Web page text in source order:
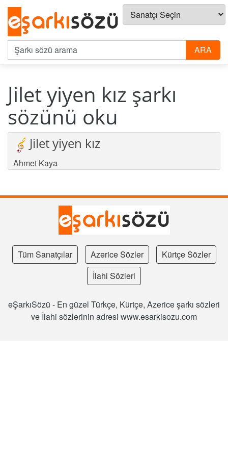
Jilet yiyen kız şarkı
sözünü oku
Jilet yiyen kız
Ahmet Kaya
Tüm Sanatçılar Azerice Sözler
Kürtçe Sözler
İlahi Sözleri
eŞarkıSözü - En güzel Türkçe, Kürtçe, Azerice şarkı sözleri
ve İlahi sözlerinin adresi www.esarkisozu.com